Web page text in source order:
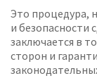
Это процедура,
и безопасности
заключается в
сторон и